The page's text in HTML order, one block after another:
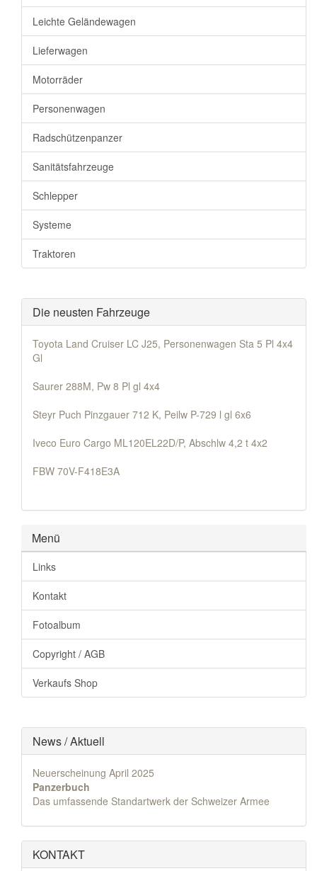
Leichte Geländewagen
Lieferwagen
Motorräder
Personenwagen
Radschützenpanzer
Sanitätsfahrzeuge
Schlepper
Systeme
Traktoren
Die neusten Fahrzeuge
Toyota Land Cruiser LC J25, Personenwagen Sta 5 Pl 4x4
Gl
Saurer 288M, Pw 8 Pl gl 4x4
Steyr Puch Pinzgauer 712 K, Peilw P-729 l gl 6x6
Iveco Euro Cargo ML120EL22D/P, Abschlw 4,2 t 4x2
FBW 70V-F418E3A
Menü
Links
Kontakt
Fotoalbum
Copyright / AGB
Verkaufs Shop
News / Aktuell
Neuerscheinung April 2025
Panzerbuch
Das umfassende Standartwerk der Schweizer Armee
KONTAKT